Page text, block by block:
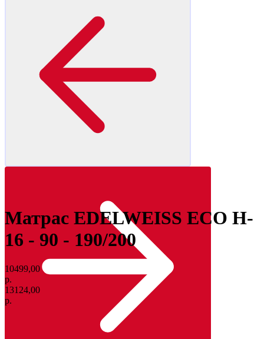
Матрас EDELWEISS ECO H-
16 - 90 - 190/200
10499,00
р.
13124,00
р.